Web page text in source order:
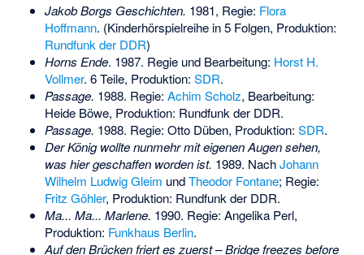
Jakob Borgs Geschichten. 1981, Regie: Flora
Hoffmann. (Kinderhörspielreihe in 5 Folgen, Produktion:
Rundfunk der DDR)
Horns Ende. 1987. Regie und Bearbeitung: Horst H.
Vollmer. 6 Teile, Produktion: SDR.
Passage. 1988. Regie: Achim Scholz, Bearbeitung:
Heide Böwe, Produktion: Rundfunk der DDR.
Passage. 1988. Regie: Otto Düben, Produktion: SDR.
Der König wollte nunmehr mit eigenen Augen sehen,
was hier geschaffen worden ist. 1989. NachJohann
Wilhelm Ludwig Gleim undTheodor Fontane; Regie:
Fritz Göhler, Produktion: Rundfunk der DDR.
Ma... Ma... Marlene. 1990. Regie: Angelika Perl,
Produktion: Funkhaus Berlin.
Auf den Brücken friert es zuerst – Bridge freezes before